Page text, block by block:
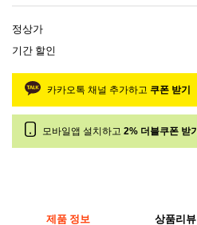
정상가
기간 할인
카카오톡 채널 추가하고 쿠폰 받기
모바일앱 설치하고 2% 더블쿠폰 받기
제품 정보 상품리뷰